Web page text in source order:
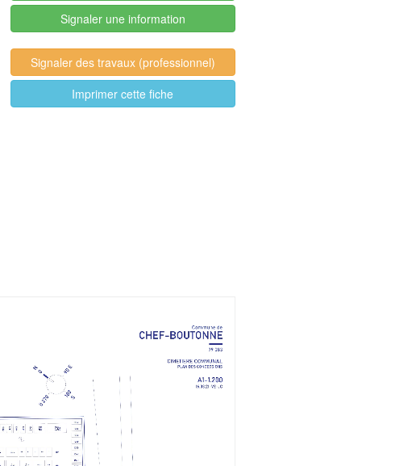
Signaler une information
Signaler des travaux (professionnel)
Imprimer cette fiche